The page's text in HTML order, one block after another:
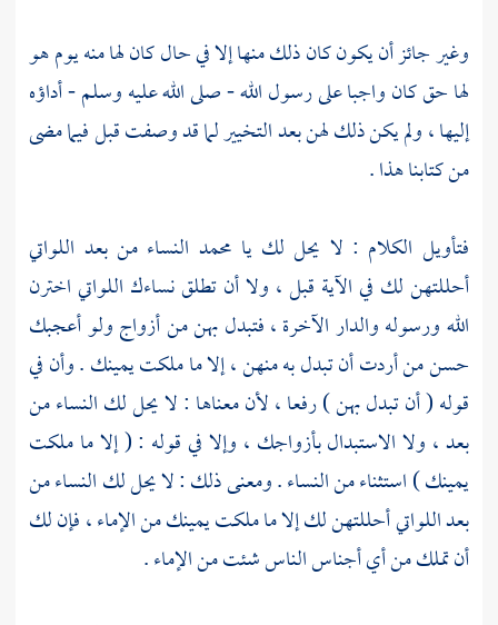
وغير جائز أن يكون كان ذلك منها إلا في حال كان لها منه يوم هو
لها حق كان واجبا على رسول الله - صلى الله عليه وسلم - أداؤه
إليها ، ولم يكن ذلك لهن بعد التخيير لما قد وصفت قبل فيما مضى
من كتابنا هذا .
فتأويل الكلام : لا يحل لك يا محمد النساء من بعد اللواتي
أحللتهن لك في الآية قبل ، ولا أن تطلق نساءك اللواتي اخترن
الله ورسوله والدار الآخرة ، فتبدل بهن من أزواج ولو أعجبك
حسن من أردت أن تبدل به منهن ، إلا ما ملكت يمينك . وأن في
قوله ( أن تبدل بهن ) رفعا ، لأن معناها : لا يحل لك النساء من
بعد ، ولا الاستبدال بأزواجك ، وإلا في قوله : ( إلا ما ملكت
يمينك ) استثناء من النساء . ومعنى ذلك : لا يحل لك النساء من
بعد اللواتي أحللتهن لك إلا ما ملكت يمينك من الإماء ، فإن لك
أن تملك من أي أجناس الناس شئت من الإماء .